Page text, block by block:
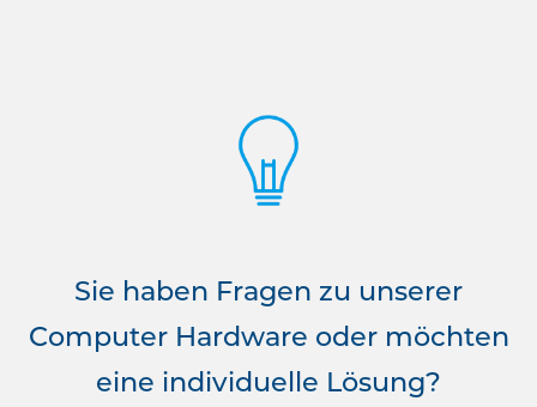
Sie haben Fragen zu unserer
Computer Hardware oder möchten
eine individuelle Lösung?